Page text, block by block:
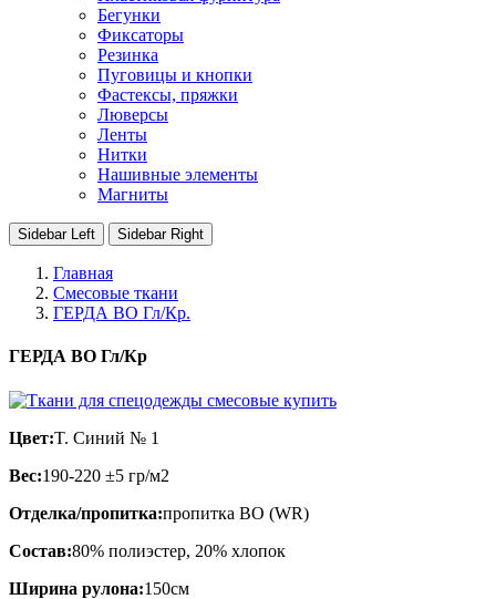
Бегунки
Фиксаторы
Резинка
Пуговицы и кнопки
Фастексы, пряжки
Люверсы
Ленты
Нитки
Нашивные элементы
Магниты
Sidebar Left Sidebar Right
Главная
Смесовые ткани
ГЕРДА ВО Гл/Кр.
ГЕРДА ВО Гл/Кр
Цвет:T. Синий № 1
Вес:190-220 ±5 гр/м2
Отделка/пропитка:пропитка ВО (WR)
Состав:80% полиэстер, 20% хлопок
Ширина рулона:150см